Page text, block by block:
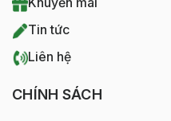
Tin tức
Liên hệ
CHÍNH SÁCH